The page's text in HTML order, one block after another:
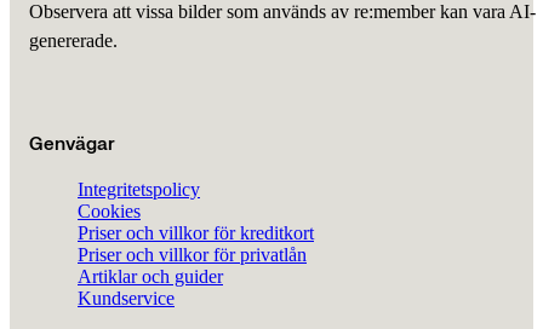
Observera att vissa bilder som används av re:member kan vara AI-
genererade.
Genvägar
Integritetspolicy
Cookies
Priser och villkor för kreditkort
Priser och villkor för privatlån
Artiklar och guider
Kundservice